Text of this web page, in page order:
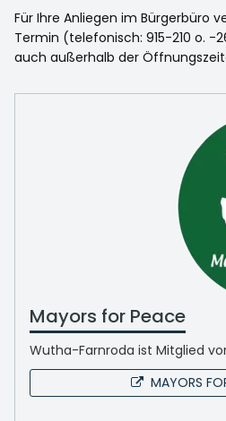
Für Ihre Anliegen im Bürgerbüro
Termin (telefonisch: 915-210 o. -
auch außerhalb der
Mayors for Peace
Wutha-Farnroda ist Mitglied
MAYORS